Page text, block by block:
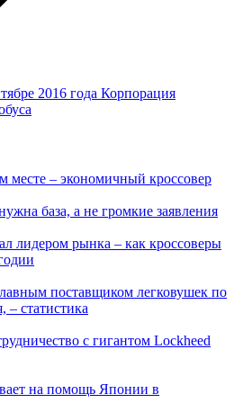
2016 года Корпорация
месте – экономичный кроссовер
база, а не громкие заявления
лидером рынка – как кроссоверы
поставщиком легковушек по
– статистика
с гигантом Lockheed
на помощь Японии в